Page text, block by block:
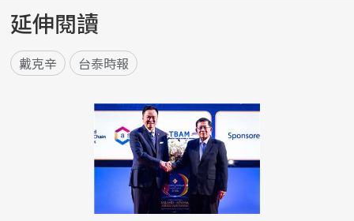
延伸閱讀
戴克辛 台泰時報